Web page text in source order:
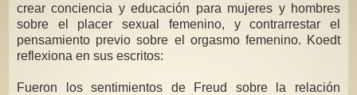
crear conciencia y educación para mujeres y hombres
sobre el placer sexual femenino, y contrarrestar el
pensamiento previo sobre el orgasmo femenino. Koedt
reflexiona en sus escritos:
Fueron los sentimientos de Freud sobre la relación